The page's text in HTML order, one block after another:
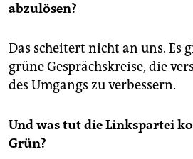
abzulösen?
Das scheitert nicht an uns. Es
grüne Gesprächskreise, die
des Umgangs zu verbessern.
Und was tut die Linkspartei
Grün?